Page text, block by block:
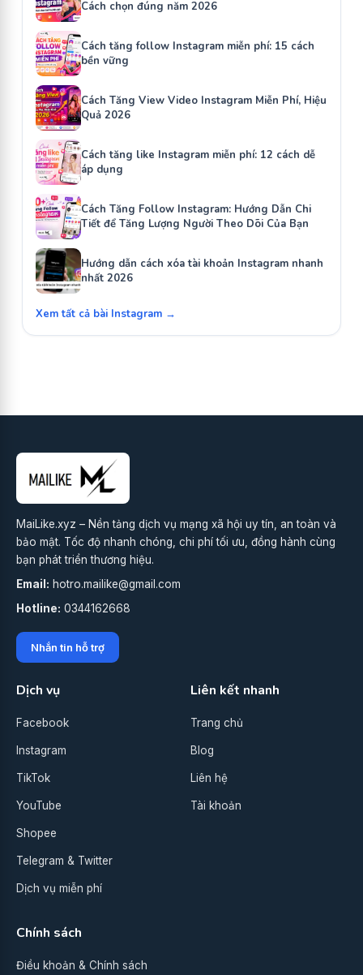
Cách chọn đúng năm 2026
Cách tăng follow Instagram miễn phí: 15 cách
bền vững
Cách Tăng View Video Instagram Miễn Phí, Hiệu
Quả 2026
Cách tăng like Instagram miễn phí: 12 cách dễ
áp dụng
Cách Tăng Follow Instagram: Hướng Dẫn Chi
Tiết để Tăng Lượng Người Theo Dõi Của Bạn
Hướng dẫn cách xóa tài khoản Instagram nhanh
nhất 2026
Xem tất cả bài Instagram →
MaiLike.xyz – Nền tảng dịch vụ mạng xã hội uy tín, an toàn và
bảo mật. Tốc độ nhanh chóng, chi phí tối ưu, đồng hành cùng
bạn phát triển thương hiệu.
Email: hotro.mailike@gmail.com
Hotline: 0344162668
Nhắn tin hỗ trợ
Dịch vụ
Facebook
Instagram
TikTok
YouTube
Shopee
Telegram & Twitter
Dịch vụ miễn phí
Liên kết nhanh
Trang chủ
Blog
Liên hệ
Tài khoản
Chính sách
Điều khoản & Chính sách